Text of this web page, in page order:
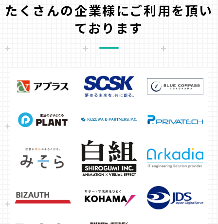
たくさんの企業様にご利用を頂い
ております